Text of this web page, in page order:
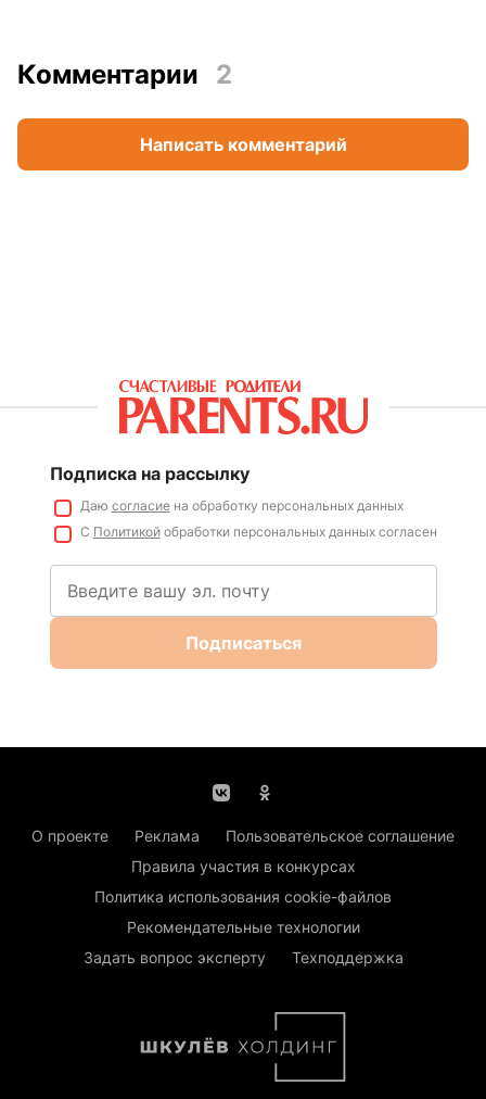
Комментарии 2
Написать комментарий
Подписка на рассылку
Даю согласиена обработку персональных данных
С Политикойобработки персональных данных согласен
Подписаться
О проекте Реклама
Пользовательское соглашение
Правила участия в конкурсах
Политика использования cookie-файлов
Рекомендательные технологии
Задать вопрос эксперту
Техподдержка